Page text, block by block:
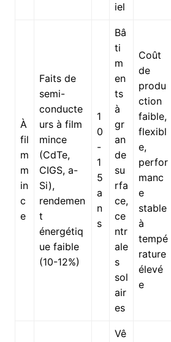
iel
À
fil
m
m
in
c
e
Faits de
semi-
conducte
urs à film
mince
(CdTe,
CIGS, a-
Si),
rendemen
t
énergétiq
ue faible
(10-12%)
1
0
-
1
5
a
n
s
Bâ
ti
m
en
ts
à
gr
an
de
su
rfa
ce,
ce
ntr
ale
s
sol
air
es
Coût
de
produ
ction
faible,
flexibl
e,
perfor
manc
e
stable
à
tempé
rature
élevé
e
Vê